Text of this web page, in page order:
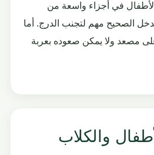
في أجزاء واسعة من
الصحيح مهم لتجنب الدرج. أما
مصعد ولا يمكن صعوده بعربة
والكلاب